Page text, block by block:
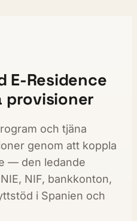
E-Residence
provisioner
och tjäna
genom att koppla
— den ledande
NIF, bankkonton,
i Spanien och